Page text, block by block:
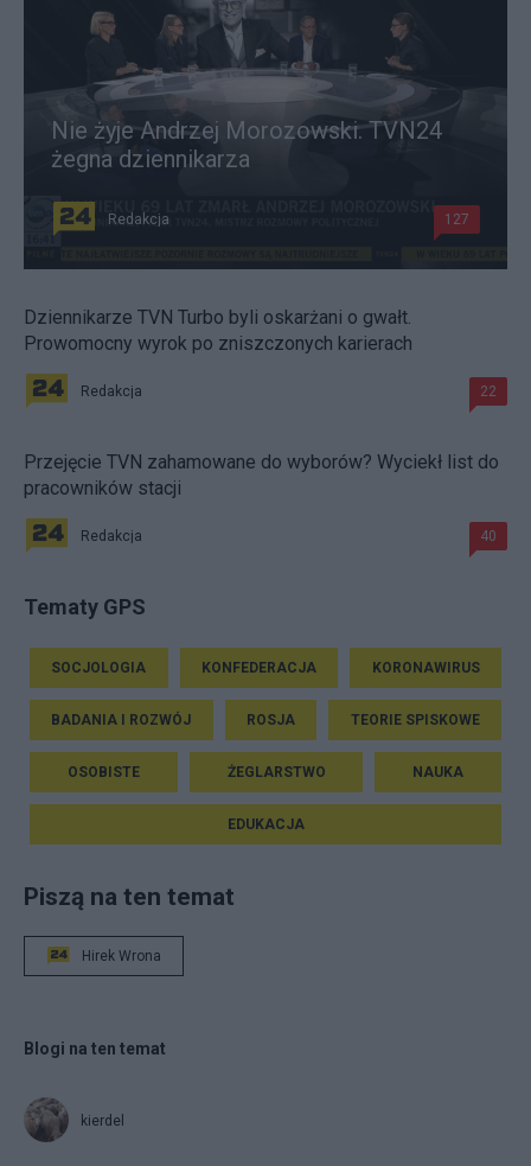
Nie żyje Andrzej Morozowski. TVN24
żegna dziennikarza
Redakcja 127
Dziennikarze TVN Turbo byli oskarżani o gwałt.
Prowomocny wyrok po zniszczonych karierach
Redakcja 22
Przejęcie TVN zahamowane do wyborów? Wyciekł list do
pracowników stacji
Redakcja 40
Tematy GPS
SOCJOLOGIA KONFEDERACJA KORONAWIRUS
BADANIA I ROZWÓJ ROSJA TEORIE SPISKOWE
OSOBISTE ŻEGLARSTWO NAUKA
EDUKACJA
Piszą na ten temat
Hirek Wrona
Blogi na ten temat
kierdel